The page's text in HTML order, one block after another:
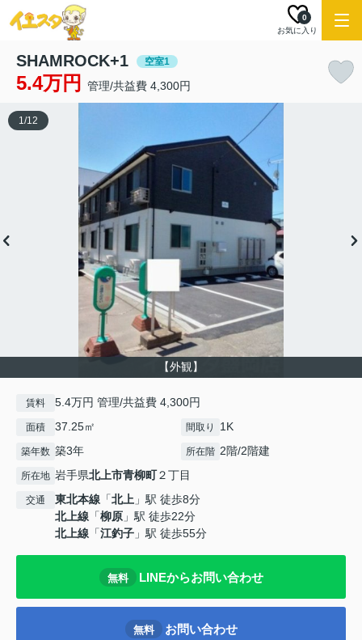
お気に入り
0
SHAMROCK+1 空室1
5.4万円 管理/共益費 4,300円
【外観】
1/12
賃料 5.4万円 管理/共益費 4,300円
面積 37.25㎡ 間取り 1K
築年数 築3年 所在階 2階/2階建
所在地 岩手県北上市青柳町２丁目
交通 東北本線 「北上 」駅 徒歩8分
北上線 「柳原 」駅 徒歩22分
北上線 「江釣子 」駅 徒歩55分
無料 LINEからお問い合わせ
無料 お問い合わせ